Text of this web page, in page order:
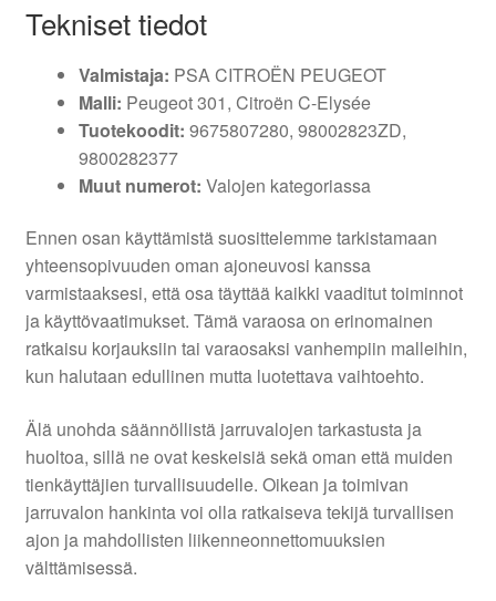
Tekniset tiedot
Valmistaja: PSA CITROËN PEUGEOT
Malli: Peugeot 301, Citroën C-Elysée
Tuotekoodit: 9675807280, 98002823ZD,
9800282377
Muut numerot: Valojen kategoriassa
Ennen osan käyttämistä suosittelemme tarkistamaan
yhteensopivuuden oman ajoneuvosi kanssa
varmistaaksesi, että osa täyttää kaikki vaaditut toiminnot
ja käyttövaatimukset. Tämä varaosa on erinomainen
ratkaisu korjauksiin tai varaosaksi vanhempiin malleihin,
kun halutaan edullinen mutta luotettava vaihtoehto.
Älä unohda säännöllistä jarruvalojen tarkastusta ja
huoltoa, sillä ne ovat keskeisiä sekä oman että muiden
tienkäyttäjien turvallisuudelle. Oikean ja toimivan
jarruvalon hankinta voi olla ratkaiseva tekijä turvallisen
ajon ja mahdollisten liikenneonnettomuuksien
välttämisessä.